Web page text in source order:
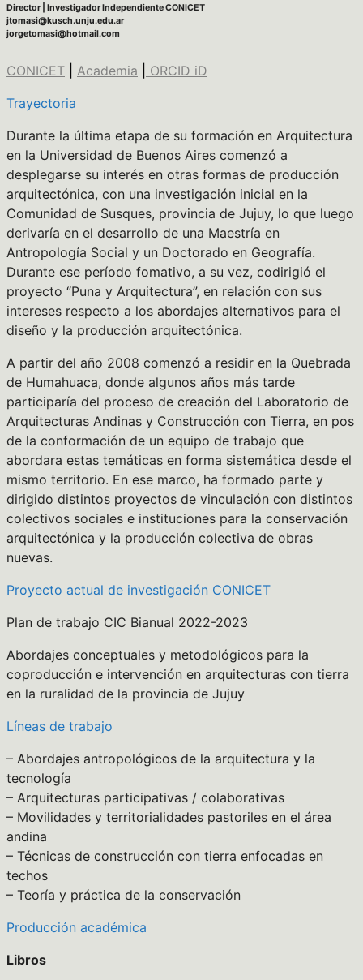
Director | Investigador Independiente CONICET
jtomasi@kusch.unju.edu.ar
jorgetomasi@hotmail.com
CONICET Academia
ORCID iD
Trayectoria
Durante la última etapa de su formación en Arquitectura
en la Universidad de Buenos Aires comenzó a
desplegarse su interés en otras formas de producción
arquitectónica, con una investigación inicial en la
Comunidad de Susques, provincia de Jujuy, lo que luego
derivaría en el desarrollo de una Maestría en
Antropología Social y un Doctorado en Geografía.
Durante ese período fomativo, a su vez, codirigió el
proyecto “Puna y Arquitectura”, en relación con sus
intereses respecto a los abordajes alternativos para el
diseño y la producción arquitectónica.
A partir del año 2008 comenzó a residir en la Quebrada
de Humahuaca, donde algunos años más tarde
participaría del proceso de creación del Laboratorio de
Arquitecturas Andinas y Construcción con Tierra, en pos
de la conformación de un equipo de trabajo que
abordara estas temáticas en forma sistemática desde el
mismo territorio. En ese marco, ha formado parte y
dirigido distintos proyectos de vinculación con distintos
colectivos sociales e instituciones para la conservación
arquitectónica y la producción colectiva de obras
nuevas.
Proyecto actual de investigación CONICET
Plan de trabajo CIC Bianual 2022-2023
Abordajes conceptuales y metodológicos para la
coproducción e intervención en arquitecturas con tierra
en la ruralidad de la provincia de Jujuy
Líneas de trabajo
– Abordajes antropológicos de la arquitectura y la
tecnología
– Arquitecturas participativas / colaborativas
– Movilidades y territorialidades pastoriles en el área
andina
– Técnicas de construcción con tierra enfocadas en
techos
– Teoría y práctica de la conservación
Producción académica
Libros